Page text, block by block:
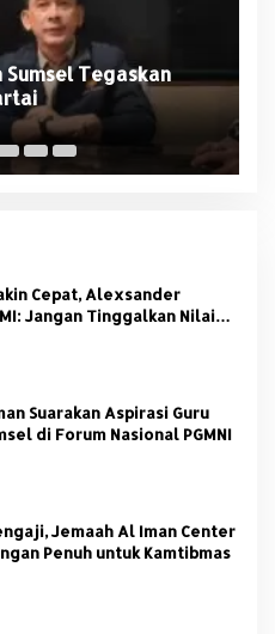
Sumsel Tegaskan
Cepat, Alexsander
Jangan Tinggalkan Nilai
Suarakan Aspirasi Guru
di Forum Nasional PGMNI
Jemaah Al Iman Center
Penuh untuk Kamtibmas